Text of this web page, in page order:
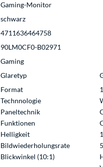
Gaming-Monitor
schwarz
4711636464758
90LM0CF0-B02971
Gaming
Glaretyp
Format
Technnologie
Paneltechnik
Funktionen
Helligkeit
Bildwiederholungsrate
Blickwinkel (10:1)